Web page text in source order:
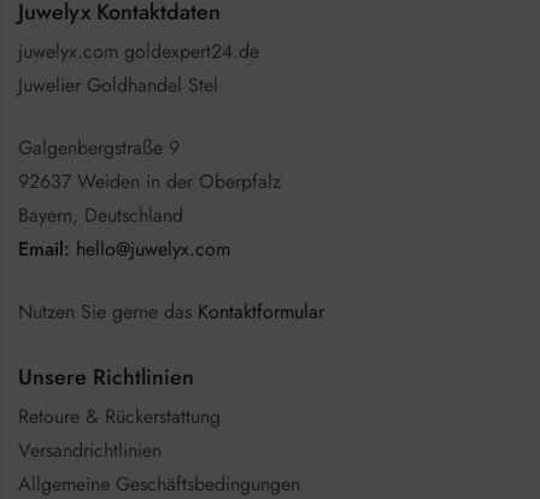
Juwelyx Kontaktdaten
juwelyx.com goldexpert24.de
Juwelier Goldhandel Stel
Galgenbergstraße 9
92637 Weiden in der Oberpfalz
Bayern, Deutschland
Email: hello@juwelyx.com
Nutzen Sie gerne das Kontaktformular
Unsere Richtlinien
Retoure & Rückerstattung
Versandrichtlinien
Allgemeine Geschäftsbedingungen